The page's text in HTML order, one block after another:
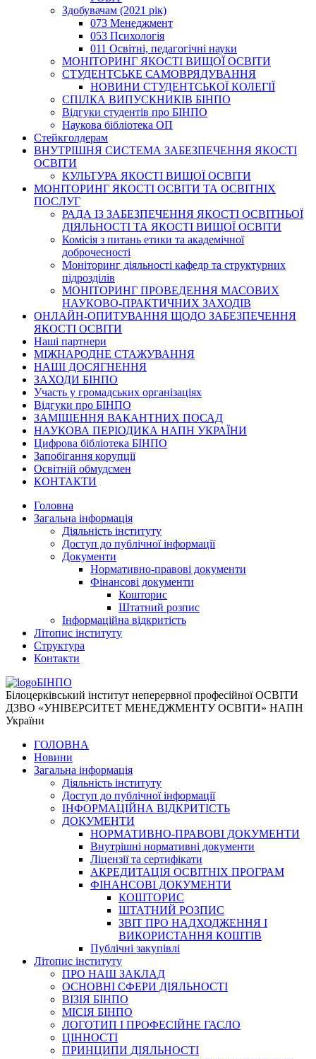
Здобувачам (2021 рік)
073 Менеджмент
053 Психологія
011 Освітні, педагогічні науки
МОНІТОРИНГ ЯКОСТІ ВИЩОЇ ОСВІТИ
СТУДЕНТСЬКЕ САМОВРЯДУВАННЯ
НОВИНИ СТУДЕНТСЬКОЇ КОЛЕГІЇ
СПІЛКА ВИПУСКНИКІВ БІНПО
Відгуки студентів про БІНПО
Наукова бібліотека ОП
Стейкголдерам
ВНУТРІШНЯ СИСТЕМА ЗАБЕЗПЕЧЕННЯ ЯКОСТІ
ОСВІТИ
КУЛЬТУРА ЯКОСТІ ВИЩОЇ ОСВІТИ
МОНІТОРИНГ ЯКОСТІ ОСВІТИ ТА ОСВІТНІХ
ПОСЛУГ
РАДА ІЗ ЗАБЕЗПЕЧЕННЯ ЯКОСТІ ОСВІТНЬОЇ
ДІЯЛЬНОСТІ ТА ЯКОСТІ ВИЩОЇ ОСВІТИ
Комісія з питань етики та академічної
доброчесності
Моніторинг діяльності кафедр та структурних
підрозділів
МОНІТОРИНГ ПРОВЕДЕННЯ МАСОВИХ
НАУКОВО-ПРАКТИЧНИХ ЗАХОДІВ
ОНЛАЙН-ОПИТУВАННЯ ЩОДО ЗАБЕЗПЕЧЕННЯ
ЯКОСТІ ОСВІТИ
Наші партнери
МІЖНАРОДНЕ СТАЖУВАННЯ
НАШІ ДОСЯГНЕННЯ
ЗАХОДИ БІНПО
Участь у громадських організаціях
Відгуки про БІНПО
ЗАМІЩЕННЯ ВАКАНТНИХ ПОСАД
НАУКОВА ПЕРІОДИКА НАПН УКРАЇНИ
Цифрова бібліотека БІНПО
Запобігання корупції
Освітній обмудсмен
КОНТАКТИ
Головна
Загальна інформація
Діяльність інституту
Доступ до публічної інформації
Документи
Нормативно-правові документи
Фінансові документи
Кошторис
Штатний розпис
Інформаційна відкритість
Літопис інституту
Структура
Контакти
БІНПО
Білоцерківський інститут неперервної професійної ОСВІТИ
ДЗВО «УНІВЕРСИТЕТ МЕНЕДЖМЕНТУ ОСВІТИ» НАПН
України
ГОЛОВНА
Новини
Загальна інформація
Діяльність інституту
Доступ до публічної інформації
ІНФОРМАЦІЙНА ВІДКРИТІСТЬ
ДОКУМЕНТИ
НОРМАТИВНО-ПРАВОВІ ДОКУМЕНТИ
Внутрішні нормативні документи
Ліцензії та сертифікати
АКРЕДИТАЦІЯ ОСВІТНІХ ПРОГРАМ
ФІНАНСОВІ ДОКУМЕНТИ
КОШТОРИС
ШТАТНИЙ РОЗПИС
ЗВІТ ПРО НАДХОДЖЕННЯ І
ВИКОРИСТАННЯ КОШТІВ
Публічні закупівлі
Літопис інституту
ПРО НАШ ЗАКЛАД
ОСНОВНІ СФЕРИ ДІЯЛЬНОСТІ
ВІЗІЯ БІНПО
МІСІЯ БІНПО
ЛОГОТИП І ПРОФЕСІЙНЕ ГАСЛО
ЦІННОСТІ
ПРИНЦИПИ ДІЯЛЬНОСТІ